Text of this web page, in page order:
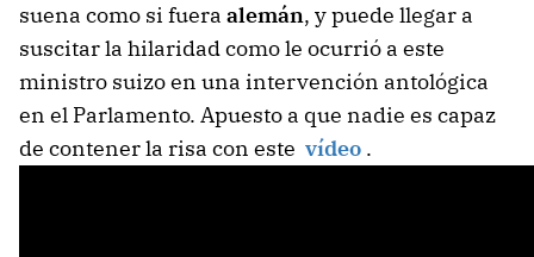
suena como si fuera alemán, y puede llegar a
suscitar la hilaridad como le ocurrió a este
ministro suizo en una intervención antológica
en el Parlamento. Apuesto a que nadie es capaz
de contener la risa con este vídeo .